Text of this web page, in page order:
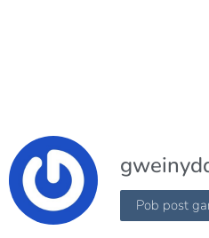
Pob post